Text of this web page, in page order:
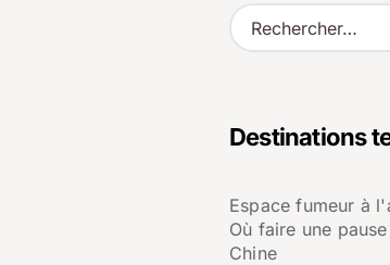
R
e
r
e
r
Destinations
Espace fumeur à
Où faire une
Chine